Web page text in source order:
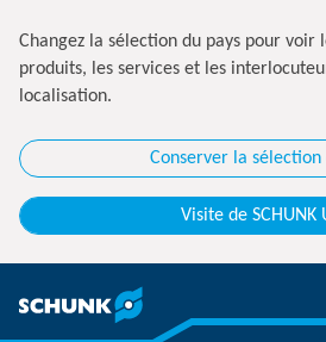
Changez la sélection du pays pour voir
produits, les services et les
localisation.
Conserver la sélection
Visite de SCHUNK